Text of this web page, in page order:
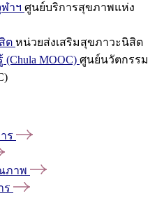
าฯ ศูนย์บริการสุขภาพแห่ง
ต หน่วยส่งเสริมสุขภาวะนิสิต
MOOC) ศูนย์นวัตกรรม
ร
ภาพ
ร